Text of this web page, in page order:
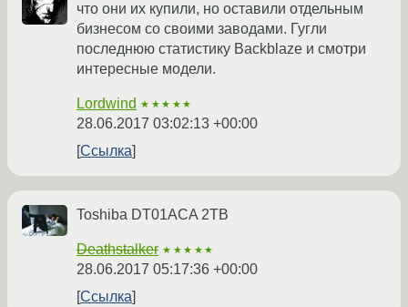
что они их купили, но оставили отдельным
бизнесом со своими заводами. Гугли
последнюю статистику Backblaze и смотри
интересные модели.
Lordwind ★★★★★
28.06.2017 03:02:13 +00:00
Ссылка
Toshiba DT01ACA 2TB
Deathstalker ★★★★★
28.06.2017 05:17:36 +00:00
Ссылка